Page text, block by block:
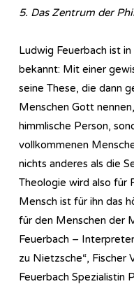
5. Das Zentrum der
Ludwig Feuerbach ist
bekannt: Mit einer
seine These, die dann
Menschen Gott
himmlische Person,
vollkommenen
nichts anderes als die
Theologie wird also für
Mensch ist für ihn das
für den Menschen der
Feuerbach –
zu Nietzsche“, Fischer
Feuerbach Spezialistin